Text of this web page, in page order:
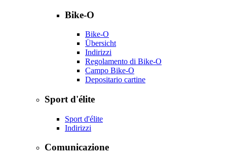
Bike-O
Bike-O
Übersicht
Indirizzi
Regolamento di Bike-O
Campo Bike-O
Depositario cartine
Sport d'élite
Sport d'élite
Indirizzi
Comunicazione